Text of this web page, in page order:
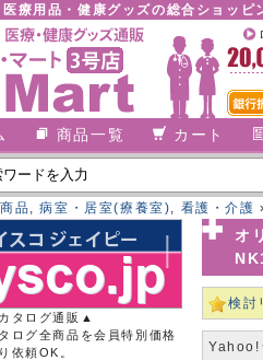
医療用品・健康グッズの総合ショッ
商品一覧 カート
商品,病室・居室(療養室), 看護・介護
オ
検討
Yahoo!
タログ通販▲
ログ全商品を会員特別価格
依頼OK。